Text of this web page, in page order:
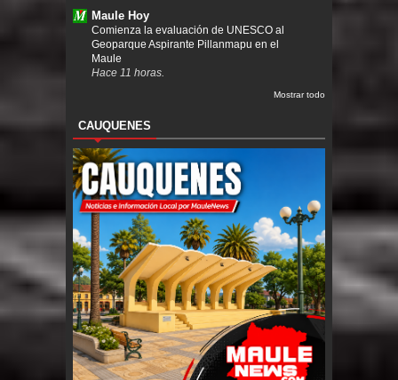
Maule Hoy
Comienza la evaluación de UNESCO al
Geoparque Aspirante Pillanmapu en el
Maule
Hace 11 horas.
Mostrar todo
CAUQUENES